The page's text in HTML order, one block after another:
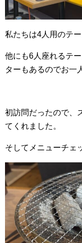
私たちは4人用のテー
他にも6人座れるテ
ターもあるのでお一
初訪問だったので、
てくれました。
そしてメニューチェ